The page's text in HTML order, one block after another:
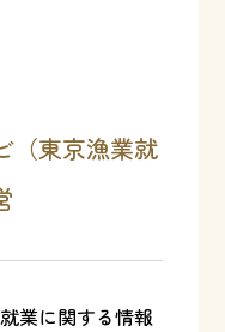
（東京漁業就
業に関する情報